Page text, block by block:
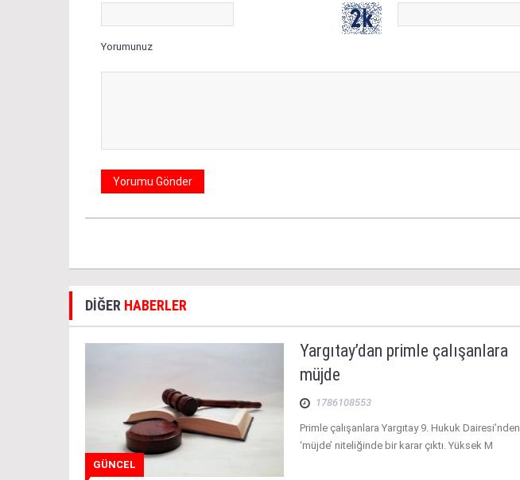
Yorumunuz
DİĞER HABERLER
GÜNCEL
Yargıtay’dan primle çalışanlara
müjde
1786108553
Primle çalışanlara Yargıtay 9. Hukuk Dairesi’nden
‘müjde’ niteliğinde bir karar çıktı. Yüksek M